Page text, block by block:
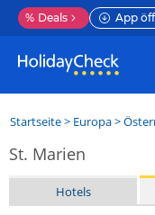
% Deals App
Startseite> Europa>
St. Marien
Hotels